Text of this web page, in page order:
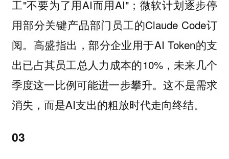
工"不要为了用AI而用AI"；微软计划逐步停
用部分关键产品部门员工的Claude Code订
阅。高盛指出，部分企业用于AI Token的支
出已占其员工总人力成本的10%，未来几个
季度这一比例可能进一步攀升。这不是需求
消失，而是AI支出的粗放时代走向终结。
03